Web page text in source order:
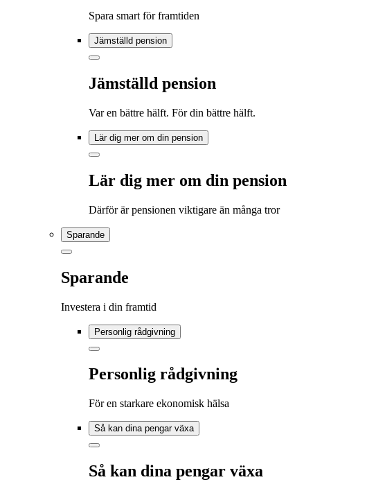
Spara smart för framtiden
Jämställd pension
Jämställd pension
Var en bättre hälft. För din bättre hälft.
Lär dig mer om din pension
Lär dig mer om din pension
Därför är pensionen viktigare än många tror
Sparande
Sparande
Investera i din framtid
Personlig rådgivning
Personlig rådgivning
För en starkare ekonomisk hälsa
Så kan dina pengar växa
Så kan dina pengar växa